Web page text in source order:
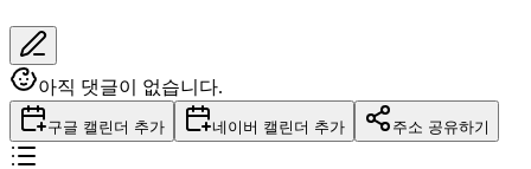
아직 댓글이 없습니다.
구글 캘린더 추가 네이버 캘린더 추가 주소 공유하기